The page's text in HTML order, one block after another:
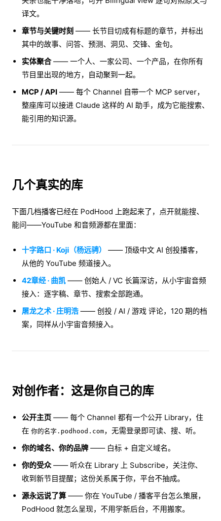
译文。
章节与关键时刻 —— 长节目切成有标题的章节，并标出
其中的故事、问答、预测、洞见、交锋、金句。
实体聚合 —— 一个人、一家公司、一个产品，在你所有
节目里出现的地方，自动聚到一起。
MCP / API —— 每个 Channel 自带一个 MCP server，
整座库可以接进 Claude 这样的 AI 助手，成为它能搜索、
能引用的知识源。
几个真实的库
下面几档播客已经在 PodHood 上跑起来了，点开就能搜、
能问——YouTube 和音频源都在里面：
十字路口 · Koji（杨远骋）
—— 顶级中文 AI 创投播客，
从他的 YouTube 频道接入。
42章经 · 曲凯 —— 创始人 / VC 长篇深访，从小宇宙音频
接入：逐字稿、章节、搜索全部跑通。
屠龙之术 · 庄明浩 —— 创投 / AI / 游戏 评论，120 期的档
案，同样从小宇宙音频接入。
对创作者：这是你自己的库
公开主页 —— 每个 Channel 都有一个公开 Library，住
在 你的名字.podhood.com，无需登录即可读、搜、听。
你的域名、你的品牌 —— 白标 + 自定义域名。
你的受众 —— 听众在 Library 上 Subscribe，关注你、
收到新节目提醒；这份关系属于你，平台不抽成。
源永远说了算 —— 你在 YouTube / 播客平台怎么策展，
PodHood 就怎么呈现，不用学新后台，不用搬家。